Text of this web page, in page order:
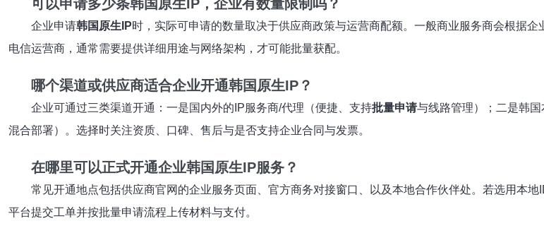
可以申请多少条韩国原生IP ，企业有数量限制吗？
企业申请韩国原生IP时，实际可申请的数量取决于供应商政策与运营商配额。一般商业服务商会根据
电信运营商，通常需要提供详细用途与网络架构，才可能批量获配。
哪个渠道或供应商适合企业开通韩国原生IP ？
企业可通过三类渠道开通：一是国内外的IP服务商/代理（便捷、支持批量申请与线路管理）；二是韩
混合部署）。选择时关注资质、口碑、售后与是否支持企业合同与发票。
在哪里可以正式开通企业韩国原生IP服务？
常见开通地点包括供应商官网的企业服务页面、官方商务对接窗口、以及本地合作伙伴处。若选用本
平台提交工单并按批量申请流程上传材料与支付。